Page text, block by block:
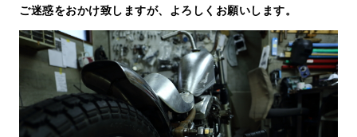
ご迷惑をおかけ致しますが、よろしくお願いします。